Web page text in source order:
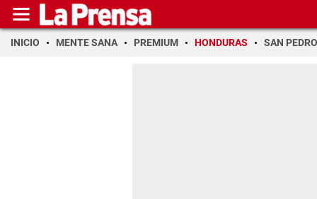
INICIO MENTE SANA PREMIUM HONDURAS SAN PEDRO